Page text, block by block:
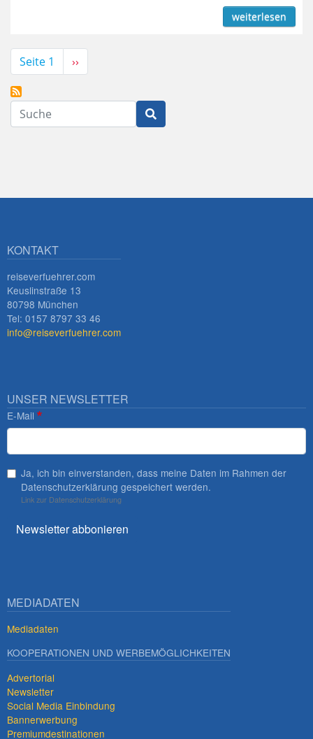
weiterlesen
Seitennummerierung
Seite 1
Nächste
Seite
››
Suche
KONTAKT
reiseverfuehrer.com
Keuslinstraße 13
80798 München
Tel: 0157 8797 33 46
info@reiseverfuehrer.com
UNSER NEWSLETTER
E-Mail
Ja, ich bin einverstanden, dass meine Daten im Rahmen der
Datenschutzerklärung gespeichert werden.
Link zur Datenschutzerklärung
Newsletter abbonieren
MEDIADATEN
Mediadaten
KOOPERATIONEN UND WERBEMÖGLICHKEITEN
Advertorial
Newsletter
Social Media Einbindung
Bannerwerbung
Premiumdestinationen